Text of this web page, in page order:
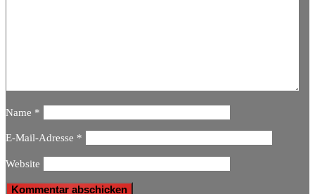
Name *
E-Mail-Adresse *
Website